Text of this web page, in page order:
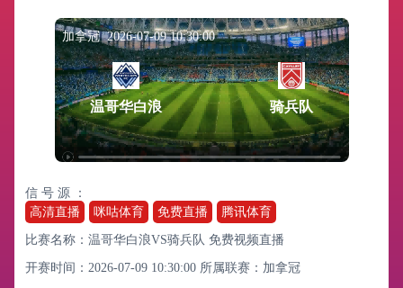
加拿冠 2026-07-09 10:30:00
温哥华白浪 骑兵队
信 号 源 ：
高清直播
咪咕体育 免费直播 腾讯体育
比赛名称：温哥华白浪VS骑兵队 免费视频直播
开赛时间：2026-07-09 10:30:00 所属联赛： 加拿冠